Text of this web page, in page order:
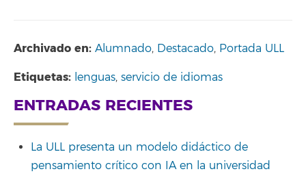
Archivado en: Alumnado, Destacado, Portada ULL
Etiquetas: lenguas, servicio de idiomas
ENTRADAS RECIENTES
La ULL presenta un modelo didáctico de
pensamiento crítico con IA en la universidad